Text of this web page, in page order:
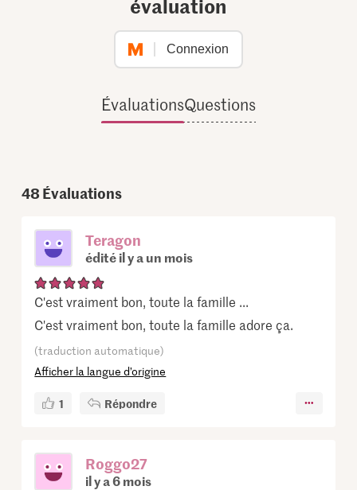
Connexion
ÉvaluationsQuestions
48Évaluations
Teragon
édité il y a un mois
C'est vraiment bon, toute la famille ...
C'est vraiment bon, toute la famille adore ça.
(traduction automatique)
Afficher la langue d’origine
1 Répondre
Roggo27
il y a 6 mois